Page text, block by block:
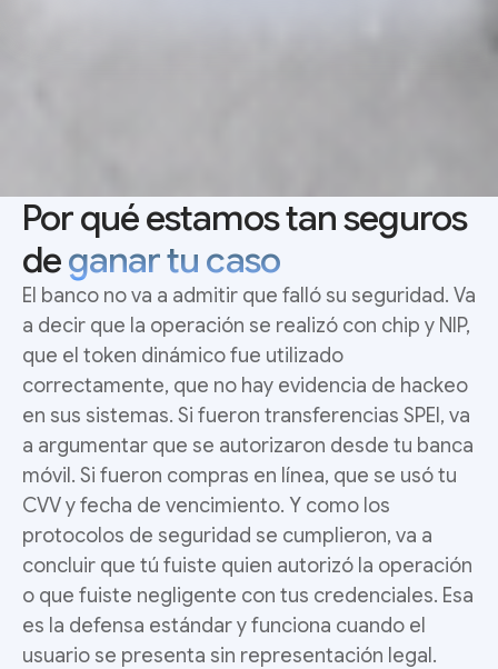
Por qué estamos tan seguros
deganar tu caso
El banco no va a admitir que falló su seguridad. Va
a decir que la operación se realizó con chip y NIP,
que el token dinámico fue utilizado
correctamente, que no hay evidencia de hackeo
en sus sistemas. Si fueron transferencias SPEI, va
a argumentar que se autorizaron desde tu banca
móvil. Si fueron compras en línea, que se usó tu
CVV y fecha de vencimiento. Y como los
protocolos de seguridad se cumplieron, va a
concluir que tú fuiste quien autorizó la operación
o que fuiste negligente con tus credenciales. Esa
es la defensa estándar y funciona cuando el
usuario se presenta sin representación legal.